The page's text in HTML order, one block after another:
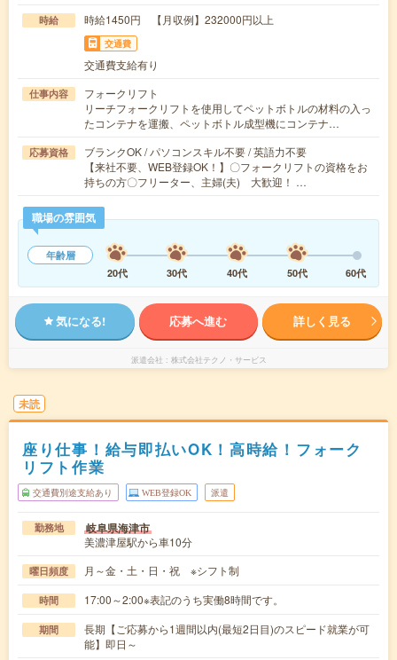
時給 時給1450円 【月収例】232000円以上
交通費
交通費支給有り
仕事内容
フォークリフト
リーチフォークリフトを使用してペットボトルの材料の入っ
たコンテナを運搬、ペットボトル成型機にコンテナ…
応募資格
ブランクOK / パソコンスキル不要 / 英語力不要
【来社不要、WEB登録OK！】〇フォークリフトの資格をお
持ちの方〇フリーター、主婦(夫) 大歓迎！ …
職場の雰囲気
年齢層
20代
30代 40代 50代 60代
気になる! 応募へ進む 詳しく見る
派遣会社 株式会社テクノ・サービス
未読
座り仕事！給与即払いOK！高時給！フォーク
リフト作業
交通費別途支給あり WEB登録OK 派遣
勤務地 岐阜県海津市
美濃津屋駅から車10分
曜日頻度 月～金・土・日・祝 ※シフト制
時間 17:00～2:00※表記のうち実働8時間です。
期間
長期【ご応募から1週間以内(最短2日目)のスピード就業が可
能】即日～